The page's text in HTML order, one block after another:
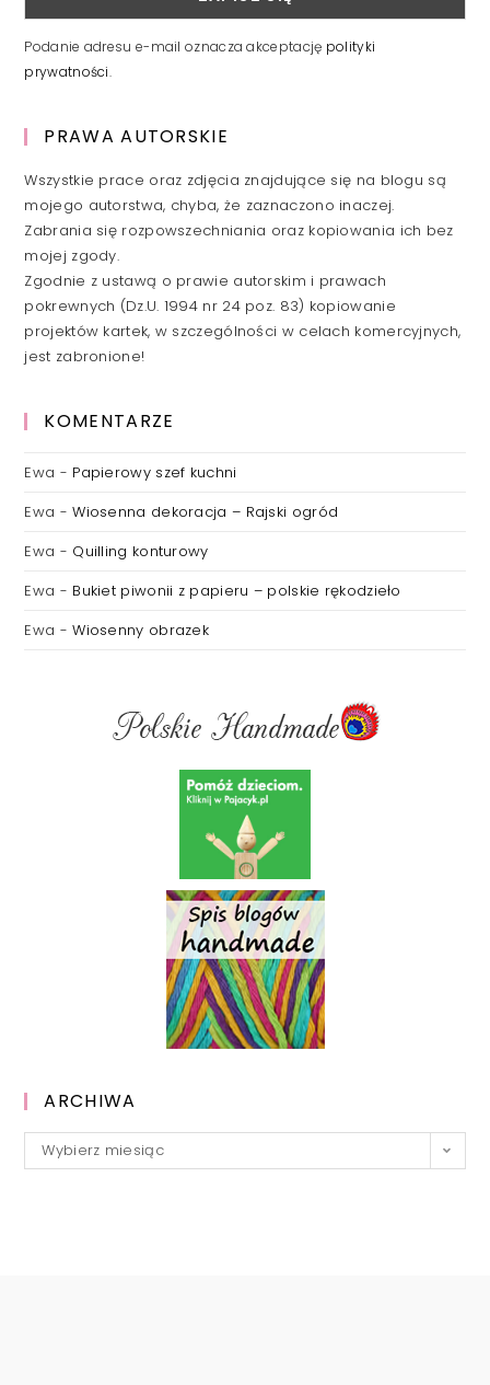
Podanie adresu e-mail oznacza akceptację polityki
prywatności.
PRAWA AUTORSKIE
Wszystkie prace oraz zdjęcia znajdujące się na blogu są
mojego autorstwa, chyba, że zaznaczono inaczej.
Zabrania się rozpowszechniania oraz kopiowania ich bez
mojej zgody.
Zgodnie z ustawą o prawie autorskim i prawach
pokrewnych (Dz.U. 1994 nr 24 poz. 83) kopiowanie
projektów kartek, w szczególności w celach komercyjnych,
jest zabronione!
KOMENTARZE
Ewa - Papierowy szef kuchni
Ewa -Wiosenna dekoracja – Rajski ogród
Ewa - Quilling konturowy
Ewa - Bukiet piwonii z papieru – polskie rękodzieło
Ewa -Wiosenny obrazek
ARCHIWA
Archiwa
Wybierz miesiąc